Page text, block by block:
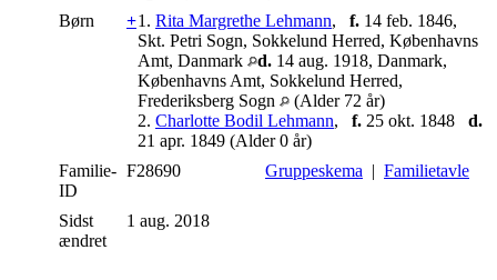
Børn
+1. Rita Margrethe Lehmann, f. 14 feb. 1846,
Skt. Petri Sogn, Sokkelund Herred, Københavns
Amt, Danmark
d. 14 aug. 1918, Danmark,
Københavns Amt, Sokkelund Herred,
Frederiksberg Sogn
(Alder 72 år)
2. Charlotte Bodil Lehmann, f. 25 okt. 1848 d.
21 apr. 1849 (Alder 0 år)
Familie-
ID
F28690 Gruppeskema | Familietavle
Sidst
ændret
1 aug. 2018